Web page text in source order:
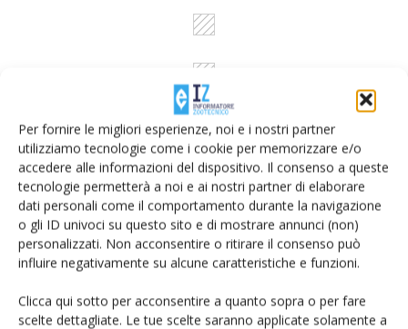
Per fornire le migliori esperienze, noi e i nostri partner
utilizziamo tecnologie come i cookie per memorizzare e/o
accedere alle informazioni del dispositivo. Il consenso a queste
tecnologie permetterà a noi e ai nostri partner di elaborare
dati personali come il comportamento durante la navigazione
o gli ID univoci su questo sito e di mostrare annunci (non)
personalizzati. Non acconsentire o ritirare il consenso può
influire negativamente su alcune caratteristiche e funzioni.
Clicca qui sotto per acconsentire a quanto sopra o per fare
scelte dettagliate. Le tue scelte saranno applicate solamente a
Rimani aggiornato sul mondo
dell’agricoltura